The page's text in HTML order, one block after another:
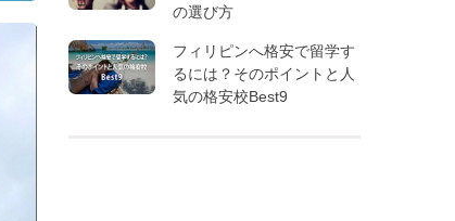
の選び方
フィリピンへ格安で留学す
るには？そのポイントと人
気の格安校Best9